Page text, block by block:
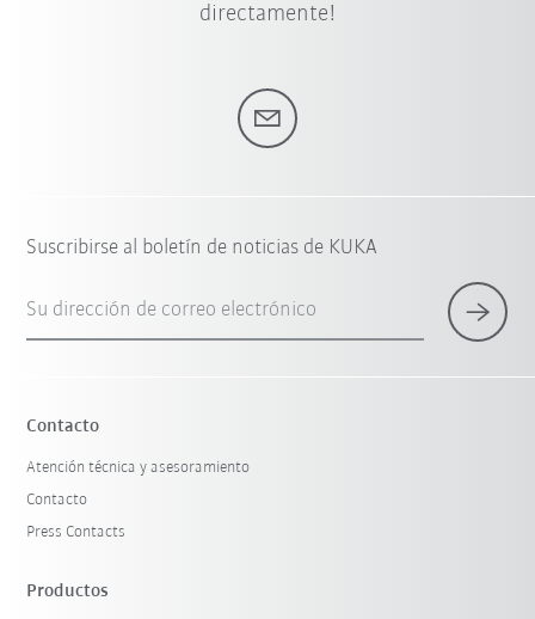
directamente!
Suscribirse al boletín de noticias de KUKA
Su dirección de correo electrónico
Contacto
Atención técnica y asesoramiento
Contacto
Press Contacts
Productos